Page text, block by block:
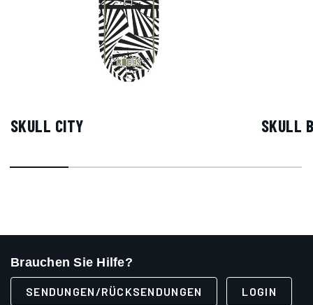
SKULL CITY SKULL
Brauchen Sie Hilfe?
SENDUNGEN/RÜCKSENDUNGEN LOGIN